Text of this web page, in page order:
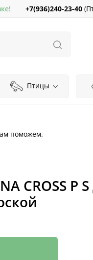
+7(936)240-23-40 (
Птицы
поможем.
CROSS P